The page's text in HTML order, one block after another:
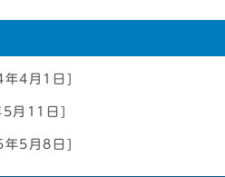
4月1日]
月11日]
5月8日]